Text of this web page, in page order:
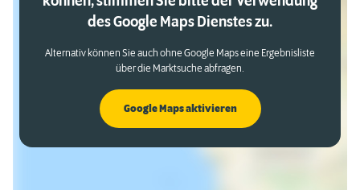
des Google Maps Dienstes zu.
Alternativ können Sie auch ohne Google Maps eine Ergebnisliste
über die Marktsuche abfragen.
Google Maps aktivieren